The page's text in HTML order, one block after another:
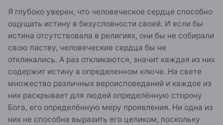
Я глубоко уверен, что человеческое сердце способно
ощущать истину в безусловности своей. И если бы
истина отсутствовала в религиях, они бы не собирали
свою паству, человеческие сердца бы не
откликались. А раз откликаются, значит каждая из них
содержит истину в определенном ключе. На свете
множество различных вероисповеданий и каждое из
них раскрывает для людей определённую сторону
Бога, его определённую меру проявления. Ни одна из
них не способна выразить его целиком, поскольку